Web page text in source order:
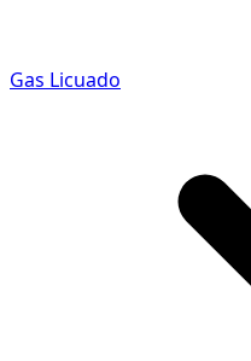
Gas Licuado